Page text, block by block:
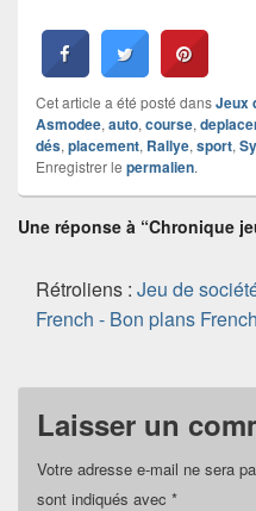
Cet article a été posté dansJeux
Asmodee, auto, course,
dés, placement, Rallye, sport,
Enregistrer le permalien.
Une réponse à “Chronique
Rétroliens : Jeu de
French - Bon plans French
Laisser un
Votre adresse e-mail ne sera
sont indiqués avec *